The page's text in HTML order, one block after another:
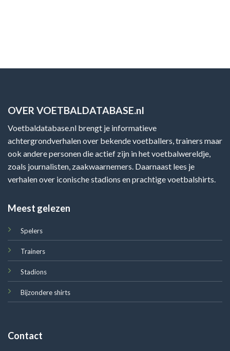
OVER VOETBALDATABASE.nl
Voetbaldatabase.nl brengt je informatieve
achtergrondverhalen over bekende voetballers, trainers maar
ook andere personen die actief zijn in het voetbalwereldje,
zoals journalisten, zaakwaarnemers. Daarnaast lees je
verhalen over iconische stadions en prachtige voetbalshirts.
Meest gelezen
Spelers
Trainers
Stadions
Bijzondere shirts
Contact